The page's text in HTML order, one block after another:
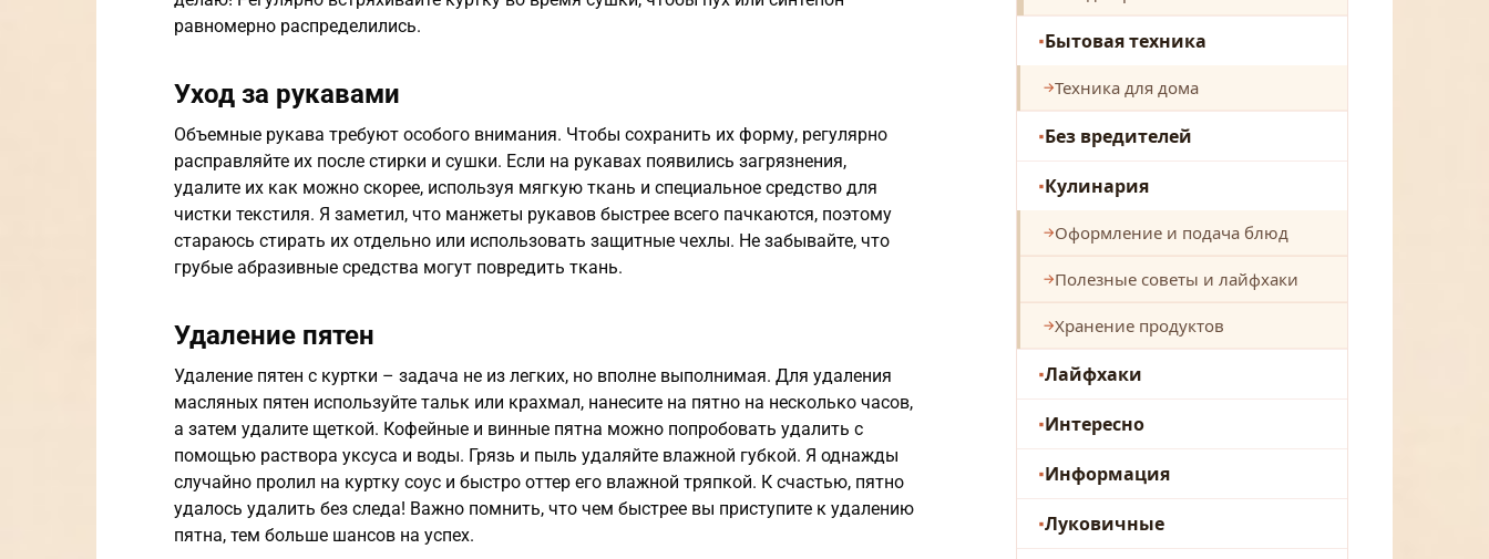
равномерно распределились.
Уход за рукавами
Объемные рукава требуют особого внимания. Чтобы сохранить их форму, регулярно
расправляйте их после стирки и сушки. Если на рукавах появились загрязнения,
удалите их как можно скорее, используя мягкую ткань и специальное средство для
чистки текстиля. Я заметил, что манжеты рукавов быстрее всего пачкаются, поэтому
стараюсь стирать их отдельно или использовать защитные чехлы. Не забывайте, что
грубые абразивные средства могут повредить ткань.
Удаление пятен
Удаление пятен с куртки – задача не из легких, но вполне выполнимая. Для удаления
масляных пятен используйте тальк или крахмал, нанесите на пятно на несколько часов,
а затем удалите щеткой. Кофейные и винные пятна можно попробовать удалить с
помощью раствора уксуса и воды. Грязь и пыль удаляйте влажной губкой. Я однажды
случайно пролил на куртку соус и быстро оттер его влажной тряпкой. К счастью, пятно
удалось удалить без следа! Важно помнить, что чем быстрее вы приступите к удалению
пятна, тем больше шансов на успех.
Бытовая техника
Техника для дома
Без вредителей
Кулинария
Оформление и подача блюд
Полезные советы и лайфхаки
Хранение продуктов
Лайфхаки
Интересно
Информация
Луковичные